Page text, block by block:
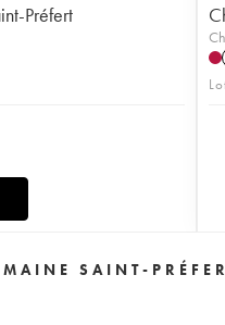
Préfert
SAINT-